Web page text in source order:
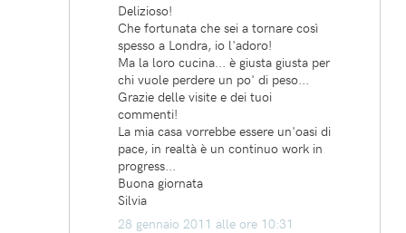
Delizioso!
Che fortunata che sei a tornare così
spesso a Londra, io l'adoro!
Ma la loro cucina... è giusta giusta per
chi vuole perdere un po' di peso...
Grazie delle visite e dei tuoi
commenti!
La mia casa vorrebbe essere un'oasi di
pace, in realtà è un continuo work in
progress...
Buona giornata
Silvia
28 gennaio 2011 alle ore 10:31